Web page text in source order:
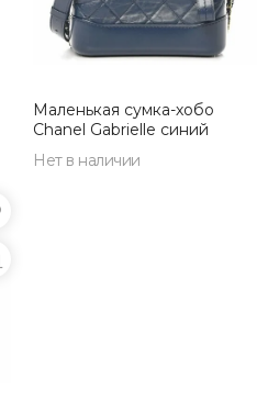
Маленькая сумка-хобо
Chanel Gabrielle синий
Нет в наличии